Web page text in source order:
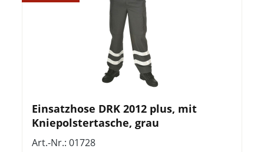
Einsatzhose DRK 2012 plus, mit
Kniepolstertasche, grau
Art.-Nr.: 01728